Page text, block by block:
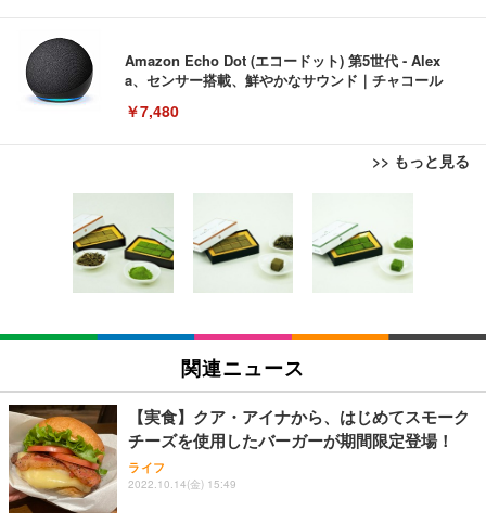
Amazon Echo Dot (エコードット) 第5世代 - Alex
a、センサー搭載、鮮やかなサウンド｜チャコール
￥7,480
>> もっと見る
い 跳ね上げ式アームレスト コンパクト 約105度ロッ
キング pc 事務椅子 360度回転 座面昇降 強化ナイロ
ン樹脂ベース 通気性メッシュ 在宅ワーク H-WY01
(黒網+黒枠+黒足)
￥5,699
SIHOO B100 オフィスチェア／デスクチェア メッシ
ュチェア 人間工学 疲れない ブラック
￥27,999
Sezlife オフィスチェア デスクチェア 疲れない テレ
ワーク チェア 強化バックレスト 30度ロッキング機
能 人間工学 椅子 腰サポート 90度跳ね上げ式アーム
EV3240X-WT | 31.5型4K UHD・USB Type-C・ホワ
イト
￥105,595
EIZO ビジネス向けプレミアムモニター | FlexScan
【純正品】27"ゲーミングモニター DualSense 充電
フック付き（CFI-ZDM1J）
回使い捨て 無香料 ホワイト 300枚
￥3,373
Amazonベーシック ペットシーツ 厚型 ワイド 42枚
x2袋(84枚) ホワイト(吸収面:ライトブルー)
￥3,234
ネオ・ルーライフ ネオ・オムツ L 中型犬用 26枚入
り 単品
関連ニュース
【実食】クア・アイナから、はじめてスモーク
チーズを使用したバーガーが期間限定登場！
ライフ
2022.10.14(金) 15:49